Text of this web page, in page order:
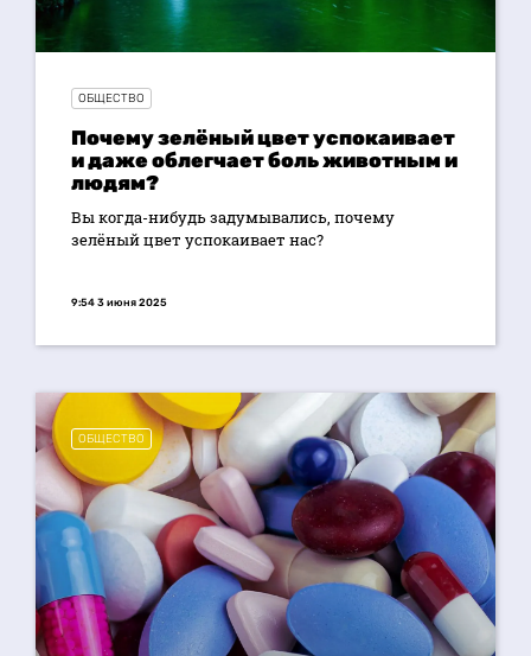
ОБЩЕСТВО
Почему зелёный цвет успокаивает
и даже облегчает боль животным и
людям?
Вы когда-нибудь задумывались, почему
зелёный цвет успокаивает нас?
9:54 3 июня 2025
ОБЩЕСТВО